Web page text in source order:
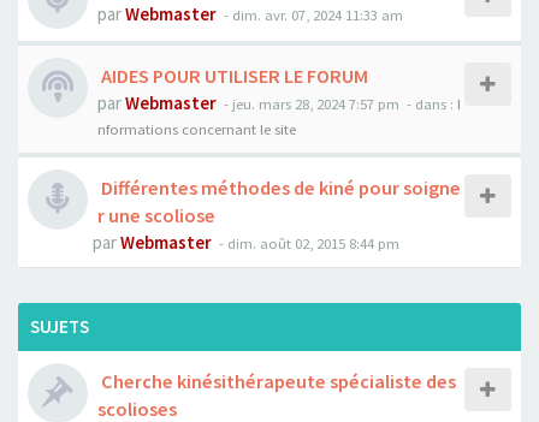
parWebmaster - dim. avr. 07, 2024 11:33 am
AIDES POUR UTILISER LE FORUM
parWebmaster - jeu. mars 28, 2024 7:57 pm - dans : I
nformations concernant le site
Différentes méthodes de kiné pour soigne
r une scoliose
parWebmaster - dim. août 02, 2015 8:44 pm
SUJETS
Cherche kinésithérapeute spécialiste des
scolioses